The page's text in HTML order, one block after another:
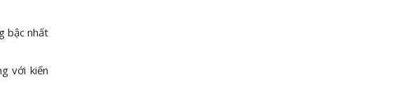
bậc nhất
với kiến